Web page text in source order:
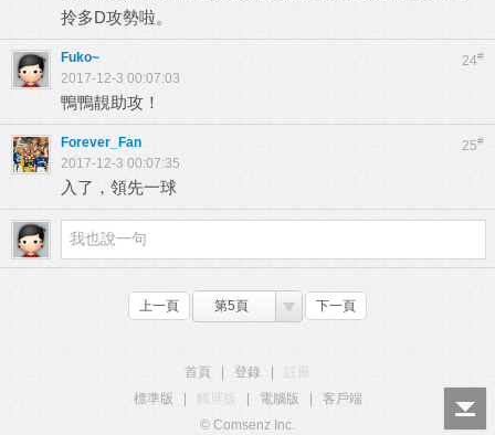
拎多D攻勢啦。
24#
Fuko~
2017-12-3 00:07:03
鴨鴨靚助攻！
25#
Forever_Fan
2017-12-3 00:07:35
入了，領先一球
上一頁 第5頁 下一頁
首頁 登錄
標準版
觸屏版 電腦版
客戶端
© Comsenz Inc.